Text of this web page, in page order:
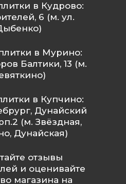
в Кудрово:
6 (м. ул.
в Мурино:
Балтики, 13 (м.
в Купчино:
Дунайский
(м. Звёздная,
Дунайская)